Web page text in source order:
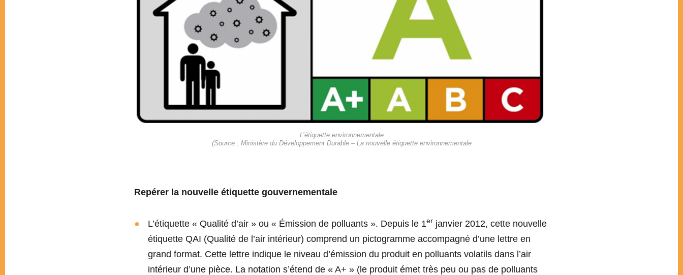
L’étiquette environnementale
(Source : Ministère du Développement Durable – La nouvelle étiquette environnementale
Repérer la nouvelle étiquette gouvernementale
L’étiquette « Qualité d’air » ou « Émission de polluants ». Depuis le 1er janvier 2012, cette nouvelle
étiquette QAI (Qualité de l’air intérieur) comprend un pictogramme accompagné d’une lettre en
grand format. Cette lettre indique le niveau d’émission du produit en polluants volatils dans l’air
intérieur d’une pièce. La notation s’étend de « A+ » (le produit émet très peu ou pas de polluants